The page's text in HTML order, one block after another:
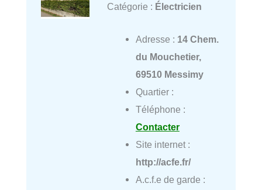
Catégorie : Électricien
Adresse : 14 Chem.
du Mouchetier,
69510 Messimy
Quartier :
Téléphone :
Contacter
Site internet :
http://acfe.fr/
A.c.f.e de garde :